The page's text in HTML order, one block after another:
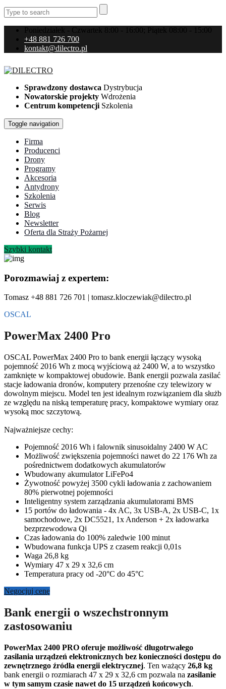
Poniedziałek - Czwartek 8:00 - 16:00; Piątek 08:00 - 15:00
+48 881 726 700
kontakt@dilectro.pl
Sprawdzony dostawca Dystrybucja
Nowatorskie projekty Wdrożenia
Centrum kompetencji Szkolenia
Toggle navigation
Firma
Producenci
Drony
Programy
Akcesoria
Antydrony
Szkolenia
Serwis
Blog
Newsletter
Oferta dla Straży Pożarnej
Szybki kontakt
Porozmawiaj z expertem:
Tomasz +48 881 726 701 | tomasz.kloczewiak@dilectro.pl
OSCAL
PowerMax 2400 Pro
OSCAL PowerMax 2400 Pro to bank energii łączący wysoką
pojemność 2016 Wh z mocą wyjściową aż 2400 W, a to wszystko
zamknięte w kompaktowej obudowie. Bank energii pozwala zasilać
stacje ładowania dronów, komputery przenośne czy telewizory w
dowolnym miejscu. Model ten jest idealnym rozwiązaniem dla służb
ze względu na niską temperaturę pracy, kompaktowe wymiary oraz
wysoką moc szczytową.
Najważniejsze cechy:
Pojemność 2016 Wh i falownik sinusoidalny 2400 W AC
Możliwość zwiększenia pojemności nawet do 22 176 Wh za
pośrednictwem dodatkowych akumulatorów
Wbudowany akumulator LiFePo4
Żywotność powyżej 3500 cykli ładowania z zachowaniem
80% pierwotnej pojemności
Inteligentny system zarządzania akumulatorami BMS
15 portów do ładowania - 4x AC, 3x USB-A, 2x USB-C, 1x
samochodowe, 2x DC5521, 1x Anderson + 2x ładowarka
bezprzewodowa Qi
Czas ładowania do 100% zaledwie 100 minut
Wbudowana funkcja UPS z czasem reakcji 0,01s
Waga 26,8 kg
Wymiary 47 x 29 x 32,6 cm
Temperatura pracy od -20°C do 45°C
Negocjuj cenę
Bank energii o wszechstronnym
zastosowaniu
PowerMax 2400 PRO oferuje możliwość długotrwałego
zasilania urządzeń elektronicznych bez konieczności dostępu do
zewnętrznego źródła energii elektrycznej. Ten ważący 26,8 kg
bank energii o rozmiarach 47 x 29 x 32,6 cm pozwala na zasilanie
w tym samym czasie nawet do 15 urządzeń końcowych.